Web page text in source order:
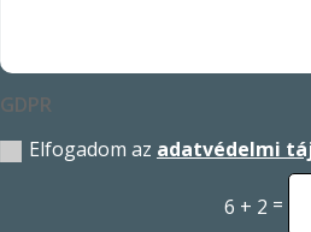
GDPR
Elfogadom az adatvédelmi
6 + 2 =